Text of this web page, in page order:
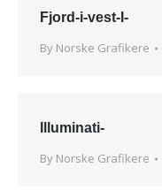
Fjord-i-vest-I-
By Norske Grafikere
Illuminati-
By Norske Grafikere